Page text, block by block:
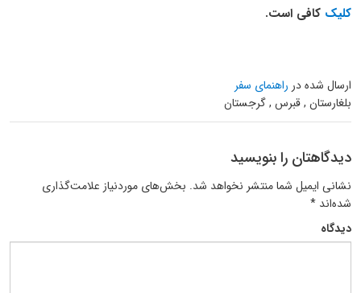
کلیک کافی است.
ارسال شده در راهنمای سفر
بلغارستان , قبرس , گرجستان
دیدگاهتان را بنویسید
نشانی ایمیل شما منتشر نخواهد شد. بخش‌های موردنیاز علامت‌گذاری
شده‌اند *
دیدگاه